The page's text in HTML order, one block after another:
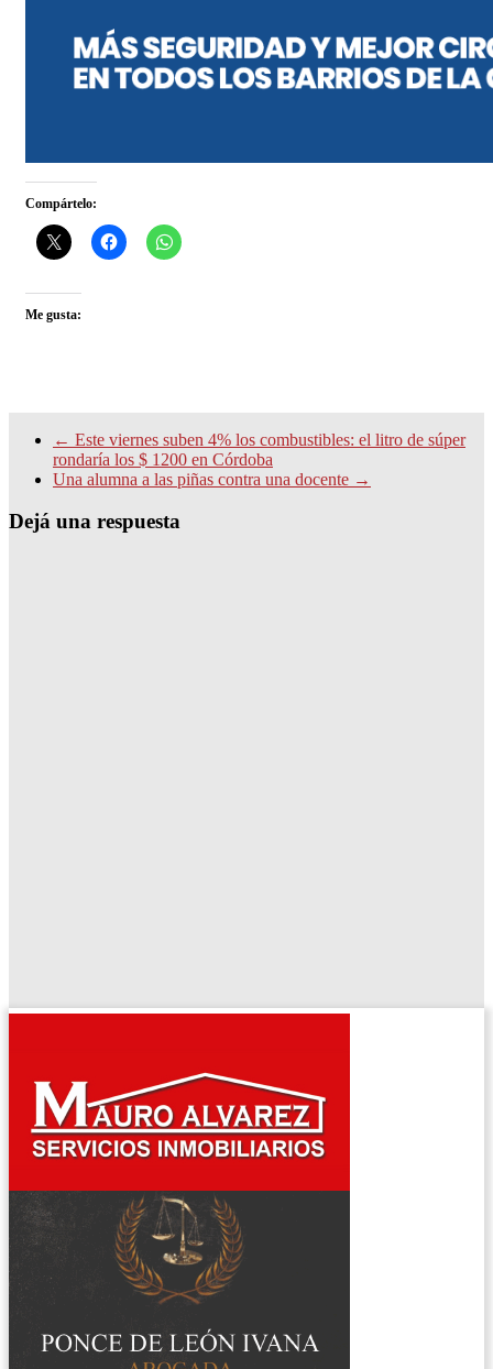
Compártelo:
Me gusta:
← Este viernes suben 4% los combustibles: el litro de súper
rondaría los $ 1200 en Córdoba
Una alumna a las piñas contra una docente →
Dejá una respuesta